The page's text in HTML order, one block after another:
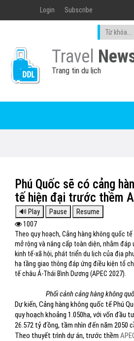
Login Subscribe
Travel
Trang tin du lịch
Phú Quốc sẽ có cảng
tế hiện đại trước thềm
1007
Theo quy hoạch, Cảng hàng không quốc
mở rộng và nâng cấp toàn diện, nhằm
kinh tế-xã hội, phát triển du lịch của địa
hạ tầng giao thông đáp ứng điều kiện tổ
tế châu Á-Thái Bình Dương (APEC 2027).
Phối cảnh cảng hàng không
Dự kiến, Cảng hàng không quốc tế Phú
quy hoạch khoảng 1.050ha, với vốn đầu
26.572 tỷ đồng, tầm nhìn đến năm 2050
Theo thuyết trình dự án, trước thềm